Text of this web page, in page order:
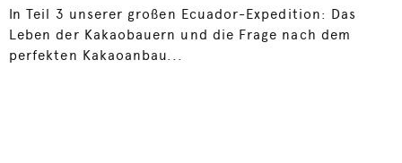
In Teil 3 unserer großen Ecuador-Expedition: Das
Leben der Kakaobauern und die Frage nach dem
perfekten Kakaoanbau...